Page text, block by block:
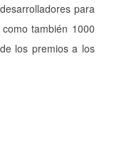
para
también 1000
los premios a los